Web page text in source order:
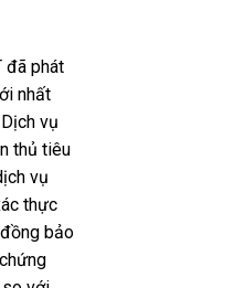
đã phát
nhất
Dịch vụ
thủ tiêu
vụ
thực
bảo